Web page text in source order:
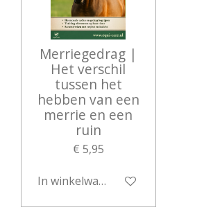
Merriegedrag |
Het verschil
tussen het
hebben van een
merrie en een
ruin
€ 5,95
In winkelwagen